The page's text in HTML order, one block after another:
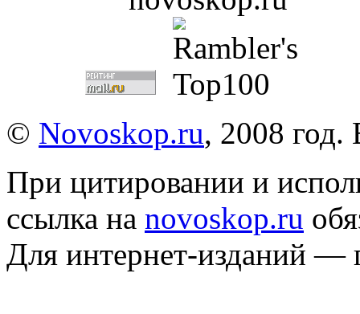
© Novoskop.ru, 2008
При цитировании и
ссылка на novoskop.ru
Для интернет-изданий —